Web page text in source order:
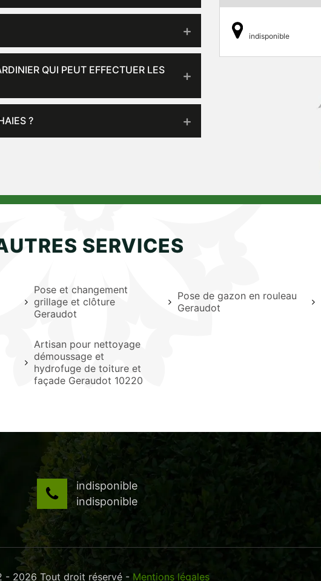
QUI PEUT EFFECTUER LES
?
indisponible
SERVICES
Pose et changement
grillage et clôture
Geraudot
Pose de gazon en rouleau
Geraudot
Artisan pour nettoyage
démoussage et
hydrofuge de toiture et
façade Geraudot 10220
indisponible
indisponible
- 2026 Tout droit réservé - Mentions légales